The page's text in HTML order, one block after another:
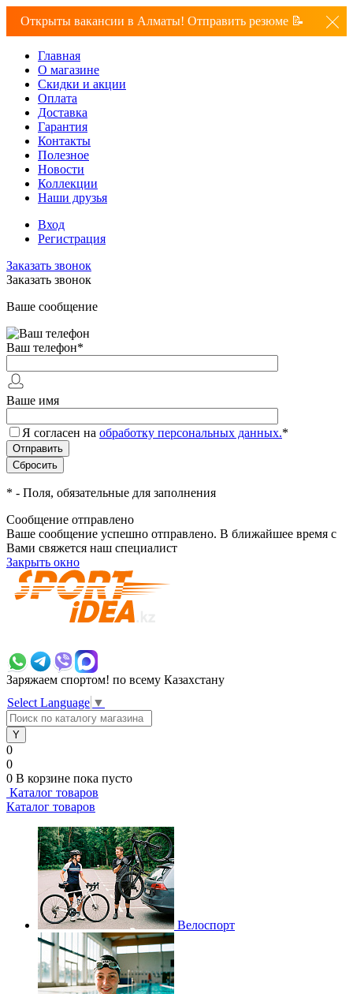
Открыты вакансии в Алматы! Отправить резюме 📝
Главная
О магазине
Скидки и акции
Оплата
Доставка
Гарантия
Контакты
Полезное
Новости
Коллекции
Наши друзья
Вход
Регистрация
Заказать звонок
Заказать звонок
Ваше сообщение
Ваш телефон*
Ваше имя
Я согласен на обработку персональных данных.*
* - Поля, обязательные для заполнения
Сообщение отправлено
Ваше сообщение успешно отправлено. В ближайшее время с
Вами свяжется наш специалист
Закрыть окно
Заряжаем спортом! по всему Казахстану
Select Language ▼
0
0
0 В корзине пока пусто
Каталог товаров
Каталог товаров
Велоспорт